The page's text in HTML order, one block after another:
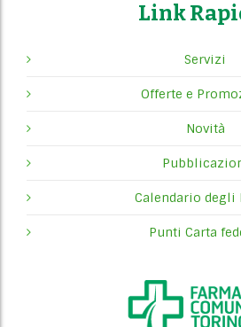
Link
Servizi
Offerte e
Novità
Calendario degli
Punti Carta